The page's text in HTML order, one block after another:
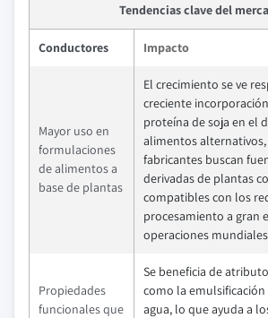
Tendencias clave del
Conductores Impacto
Mayor uso en
formulaciones
de alimentos a
base de plantas
El crecimiento se ve
creciente
proteína de soja en el
alimentos
fabricantes buscan
derivadas de plantas
compatibles con los
procesamiento a gran
operaciones
Propiedades
funcionales que
Se beneficia de
como la
agua, lo que ayuda a